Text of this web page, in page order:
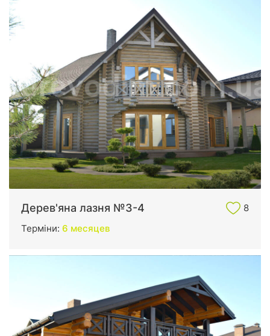
Дерев'яна лазня №3-4
8
Терміни: 6 месяцев